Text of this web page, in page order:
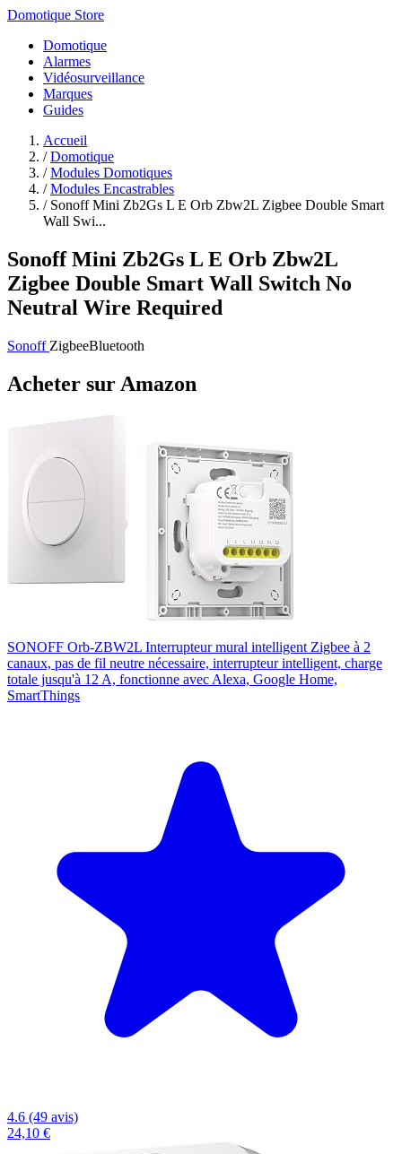
Domotique Store
Domotique
Alarmes
Vidéosurveillance
Marques
Guides
Accueil
/ Domotique
/ Modules Domotiques
/ Modules Encastrables
/ Sonoff Mini Zb2Gs L E Orb Zbw2L Zigbee Double Smart
Wall Swi...
Sonoff Mini Zb2Gs L E Orb Zbw2L
Zigbee Double Smart Wall Switch No
Neutral Wire Required
Sonoff ZigbeeBluetooth
Acheter sur Amazon
SONOFF Orb-ZBW2L Interrupteur mural intelligent Zigbee à 2
canaux, pas de fil neutre nécessaire, interrupteur intelligent, charge
totale jusqu'à 12 A, fonctionne avec Alexa, Google Home,
SmartThings
4.6 (49 avis)
24,10 €